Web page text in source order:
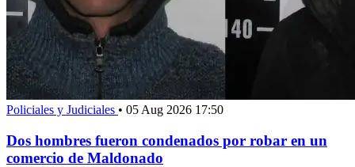
Policiales y Judiciales • 05 Aug 2026 17:50
Dos hombres fueron condenados por robar en un
comercio de Maldonado